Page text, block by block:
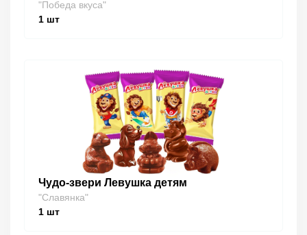
"Победа вкуса"
1 шт
Чудо-звери Левушка детям
"Славянка"
1 шт